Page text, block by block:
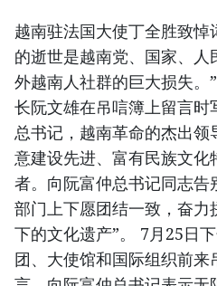
越南驻法国大使丁全胜致悼
的逝世是越南党、国家、
外越南人社群的巨大损失。
长阮文雄在吊唁簿上留言时
总书记，越南革命的杰出
意建设先进、富有民族文化
者。向阮富仲总书记同志
部门上下愿团结一致，奋力
下的文化遗产”。 7月25日
团、大使馆和国际组织前来